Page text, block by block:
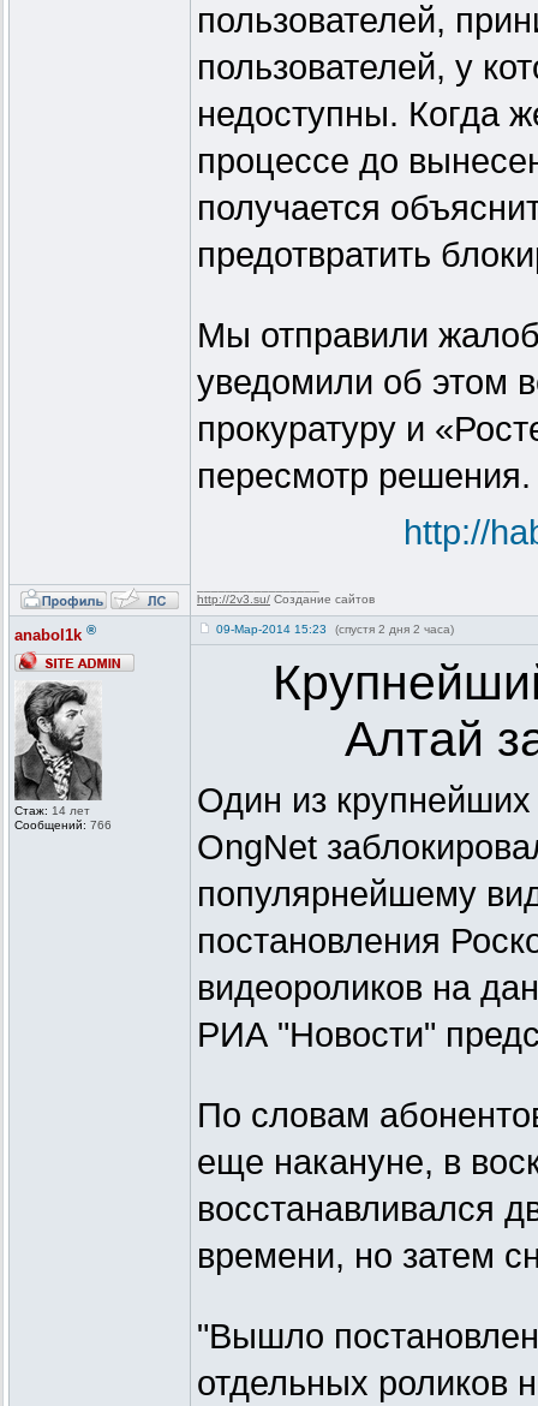
пользователей,
пользователей, у
недоступны. Когда
процессе до
получается
предотвратить
Мы отправили
уведомили об этом
прокуратуру и
пересмотр решения.
http://
http://2v3.su/ Создание сайтов
anabol1k ®
Стаж: 14 лет
Сообщений: 766
09-Мар-2014 15:23 (спустя 2 дня 2 часа)
Алтай
Один из
OngNet
популярнейшему
постановления
видеороликов на
РИА "Новости"
По словам
еще накануне, в
восстанавливался
времени, но затем
"Вышло
отдельных роликов